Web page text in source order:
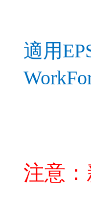
適用
注意